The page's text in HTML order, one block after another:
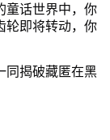
童话世界中，你
轮即将转动，你
同揭破藏匿在黑